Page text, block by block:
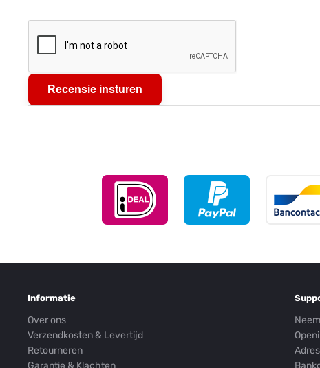
Recensie insturen
Informatie
Over ons
Verzendkosten & Levertijd
Retourneren
Garantie & Klachten